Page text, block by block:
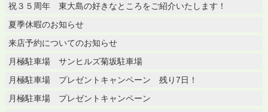
祝３５周年 東大島の好きなところをご紹介いたします！
夏季休暇のお知らせ
来店予約についてのお知らせ
月極駐車場 サンヒルズ菊坂駐車場
月極駐車場 プレゼントキャンペーン 残り7日！
月極駐車場 プレゼントキャンペーン